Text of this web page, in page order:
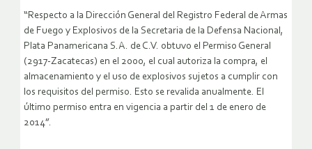
“Respecto a la Dirección General del Registro Federal de Armas
de Fuego y Explosivos de la Secretaria de la Defensa Nacional,
Plata Panamericana S.A. de C.V. obtuvo el Permiso General
(2917-Zacatecas) en el 2000, el cual autoriza la compra, el
almacenamiento y el uso de explosivos sujetos a cumplir con
los requisitos del permiso. Esto se revalida anualmente. El
último permiso entra en vigencia a partir del 1 de enero de
2014”.